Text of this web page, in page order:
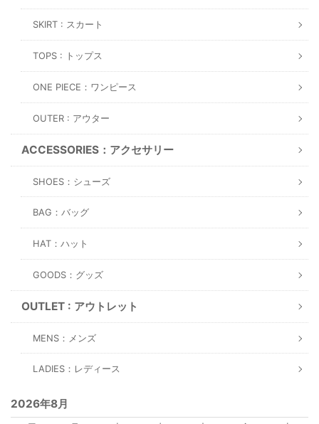
SKIRT : スカート
TOPS : トップス
ONE PIECE：ワンピース
OUTER : アウター
ACCESSORIES：アクセサリー
SHOES：シューズ
BAG：バッグ
HAT：ハット
GOODS：グッズ
OUTLET : アウトレット
MENS：メンズ
LADIES：レディース
2026年8月